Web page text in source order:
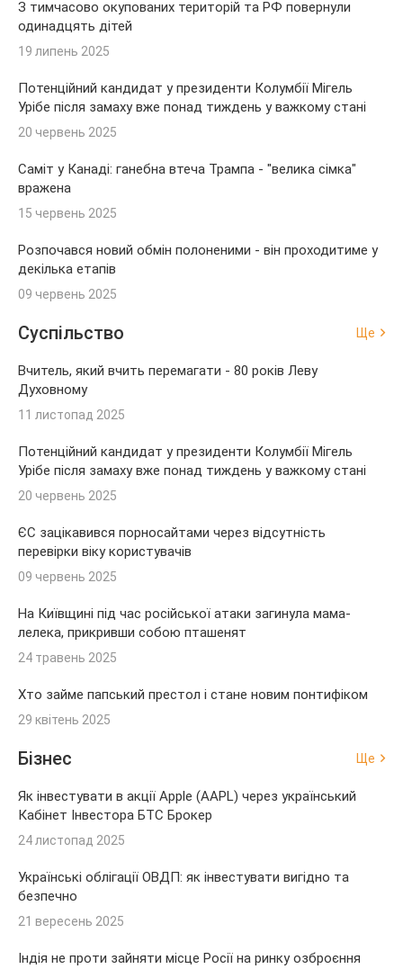
З тимчасово окупованих територій та РФ повернули
одинадцять дітей
19 липень 2025
Потенційний кандидат у президенти Колумбії Мігель
Урібе після замаху вже понад тиждень у важкому стані
20 червень 2025
Саміт у Канаді: ганебна втеча Трампа - "велика сімка"
вражена
15 червень 2025
Розпочався новий обмін полоненими - він проходитиме у
декілька етапів
09 червень 2025
Суспільство Ще
Вчитель, який вчить перемагати - 80 років Леву
Духовному
11 листопад 2025
Потенційний кандидат у президенти Колумбії Мігель
Урібе після замаху вже понад тиждень у важкому стані
20 червень 2025
ЄС зацікавився порносайтами через відсутність
перевірки віку користувачів
09 червень 2025
На Київщині під час російської атаки загинула мама-
лелека, прикривши собою пташенят
24 травень 2025
Хто займе папський престол і стане новим понтифіком
29 квітень 2025
Бізнес Ще
Як інвестувати в акції Apple (AAPL) через український
Кабінет Інвестора БТС Брокер
24 листопад 2025
Українські облігації ОВДП: як інвестувати вигідно та
безпечно
21 вересень 2025
Індія не проти зайняти місце Росії на ринку озброєння